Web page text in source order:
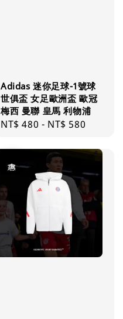
Adidas 迷你足球-1號球
世俱盃 女足歐洲盃 歐冠
梅西 曼聯 皇馬 利物浦
Regular
NT$ 480 - NT$ 580